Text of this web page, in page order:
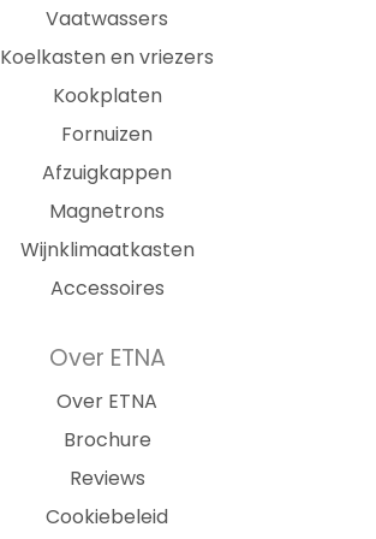
Vaatwassers
Koelkasten en vriezers
Kookplaten
Fornuizen
Afzuigkappen
Magnetrons
Wijnklimaatkasten
Accessoires
Over ETNA
Over ETNA
Brochure
Reviews
Cookiebeleid